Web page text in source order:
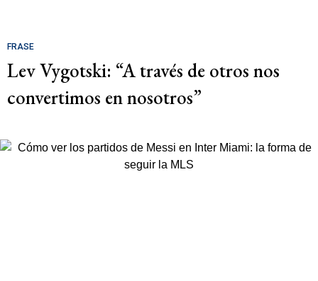
FRASE
Lev Vygotski: “A través de otros nos
convertimos en nosotros”